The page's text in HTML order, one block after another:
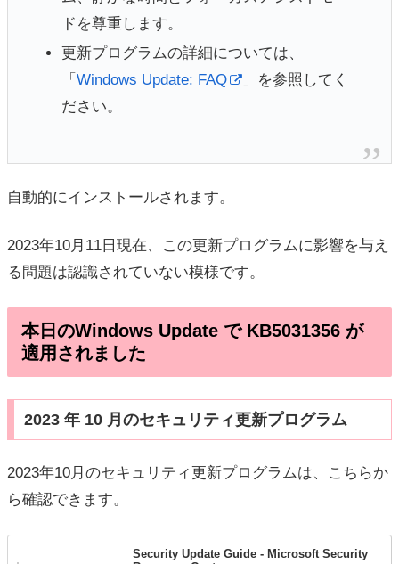
ドを尊重します。
更新プログラムの詳細については、
「 Windows Update: FAQ
」を参照してく
ださい。
自動的にインストールされます。
2023年10月11日現在、この更新プログラムに影響を与え
る問題は認識されていない模様です。
本日のWindows Update で KB5031356 が
適用されました
2023 年 10 月のセキュリティ更新プログラム
2023年10月のセキュリティ更新プログラムは、こちらか
ら確認できます。
Security Update Guide - Microsoft Security